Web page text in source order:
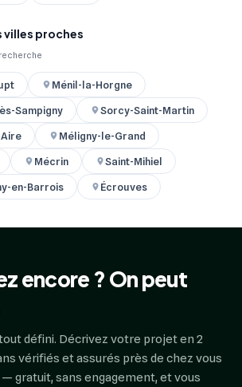
villes proches
Ménil-la-Horgne
Sampigny
Sorcy-Saint-Martin
Méligny-le-Grand
Mécrin
Saint-Mihiel
en-Barrois Écrouves
encore ? On peut
défini. Décrivez votre projet en 2
vérifiés et assurés près de chez vous
gratuit, sans engagement, et vous